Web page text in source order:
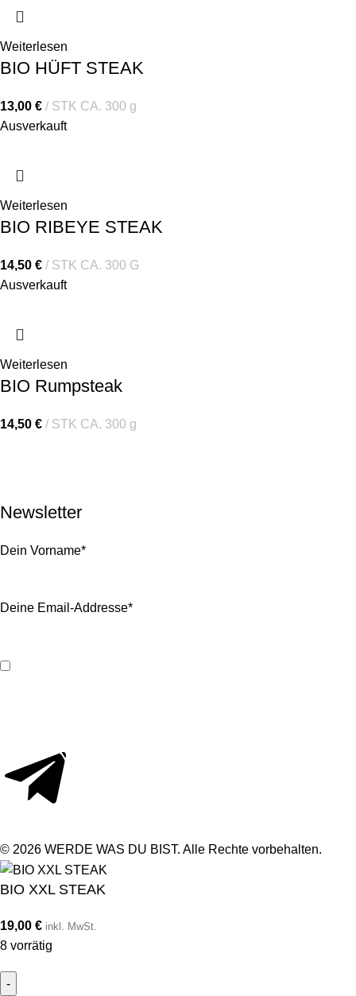
Weiterlesen
BIO HÜFT STEAK
13,00 €
STK CA. 300 g
Ausverkauft
Weiterlesen
BIO RIBEYE STEAK
14,50 €
STK CA. 300 G
Ausverkauft
Weiterlesen
BIO Rumpsteak
14,50 € STK CA. 300 g
Newsletter
Dein Vorname*
Deine Email-Addresse*
© 2026 WERDE WAS DU BIST. Alle Rechte vorbehalten.
BIO XXL STEAK
19,00 € inkl. MwSt.
8 vorrätig